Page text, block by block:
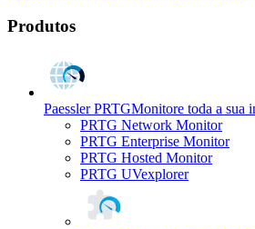
Produtos
Paessler PRTGMonitore toda a sua
PRTG Network Monitor
PRTG Enterprise Monitor
PRTG Hosted Monitor
PRTG UVexplorer